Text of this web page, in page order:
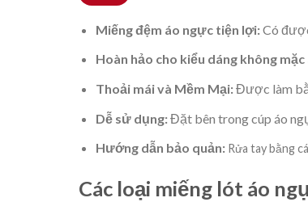
Miếng đệm áo ngực tiện lợi:Có
Hoàn hảo cho kiểu dáng không
Thoải mái và Mềm Mại:Được làm
Dễ sử dụng:Đặt bên trong cúp áo
Hướng dẫn bảo quản: Rửa tay bằng
Các loại miếng lót áo